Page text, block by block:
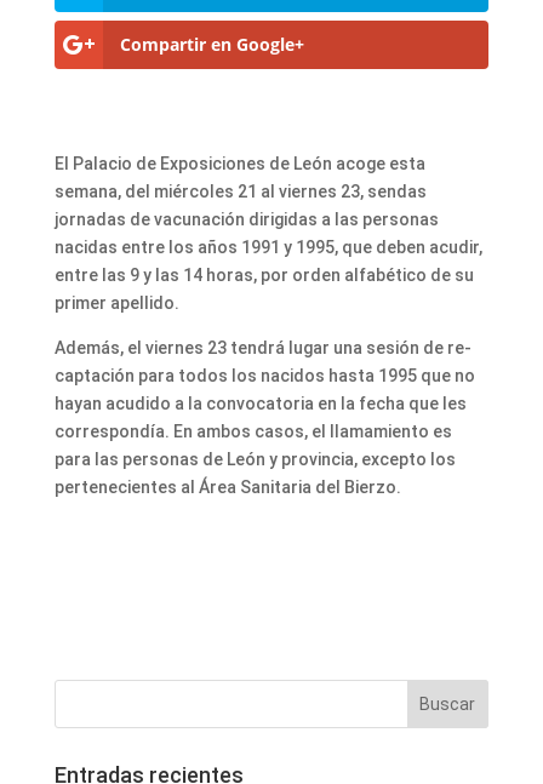
Compartir en Google+
El Palacio de Exposiciones de León acoge esta
semana, del miércoles 21 al viernes 23, sendas
jornadas de vacunación dirigidas a las personas
nacidas entre los años 1991 y 1995, que deben acudir,
entre las 9 y las 14 horas, por orden alfabético de su
primer apellido.
Además, el viernes 23 tendrá lugar una sesión de re-
captación para todos los nacidos hasta 1995 que no
hayan acudido a la convocatoria en la fecha que les
correspondía. En ambos casos, el llamamiento es
para las personas de León y provincia, excepto los
pertenecientes al Área Sanitaria del Bierzo.
Entradas recientes